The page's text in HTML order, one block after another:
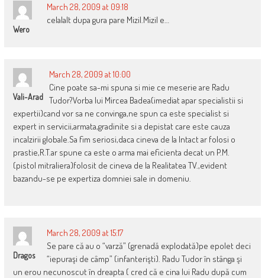
Wero
March 28, 2009 at 09:18
celalalt dupa gura pare Mizil.Mizil e…
Vali-Arad
March 28, 2009 at 10:00
Cine poate sa-mi spuna si mie ce meserie are Radu
Tudor?Vorba lui Mircea Badea(imediat apar specialistii si
expertii)cand vor sa ne convinga,ne spun ca este specialist si
expert in servicii,armata,gradinite si a depistat care este cauza
incalzirii globale.Sa fim seriosi,daca cineva de la Intact ar folosi o
prastie,R.T.ar spune ca este o arma mai eficienta decat un P.M.
(pistol mitraliera)folosit de cineva de la Realitatea TV.,evident
bazandu-se pe expertiza domniei sale in domeniu.
Dragos
March 28, 2009 at 15:17
Se pare că au o “varză” (grenadă explodată)pe epolet deci
“iepuraşi de câmp” (infanterişti). Radu Tudor în stânga şi
un erou necunoscut în dreapta ( cred că e cina lui Radu după cum